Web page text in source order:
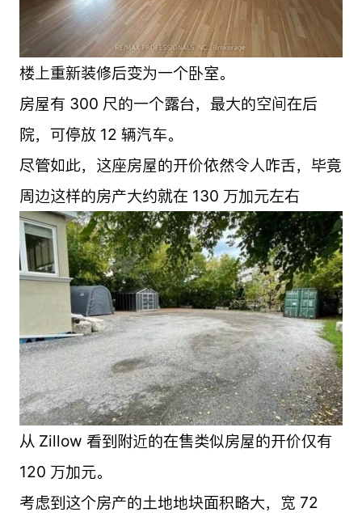
楼上重新装修后变为一个卧室。
房屋有 300 尺的一个露台，最大的空间在后
院，可停放 12 辆汽车。
尽管如此，这座房屋的开价依然令人咋舌，毕竟
周边这样的房产大约就在 130 万加元左右
从 Zillow 看到附近的在售类似房屋的开价仅有
120 万加元。
考虑到这个房产的土地地块面积略大，宽 72